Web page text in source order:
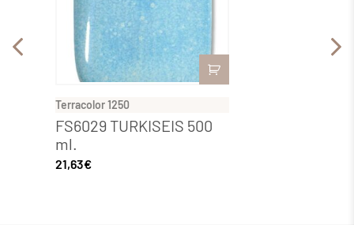
Terracolor 1250
FS6029 TURKISEIS 500
ml.
21,63€